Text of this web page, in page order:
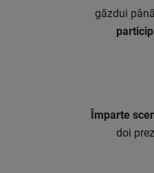
găzdui
Împarte
doi